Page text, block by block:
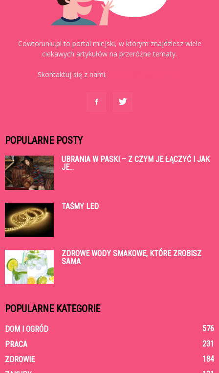
Cowtoruniu.pl to portal miejski, w którym znajdziesz wiele
ciekawych artykułów na przeróżne tematy.
Skontaktuj się z nami:
POPULARNE POSTY
UBRANIA W PASKI – Z CZYM JE ŁĄCZYĆ I JAK
JE...
TAŚMY LED
ZDROWE WODY SMAKOWE, KTÓRE ZROBISZ
SAMA
POPULARNE KATEGORIE
DOM I OGRÓD
576
PRACA
231
ZDROWIE
184